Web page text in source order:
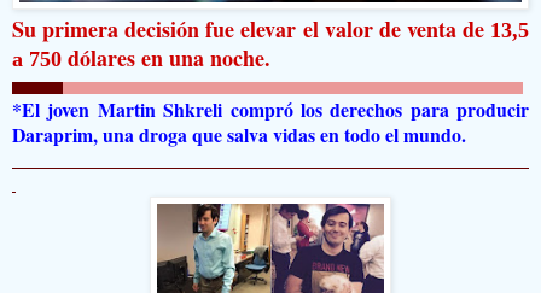
Su primera decisión fue elevar el valor de venta de 13,5
a 750 dólares en una noche.
*El joven Martin Shkreli compró los derechos para producir
Daraprim, una droga que salva vidas en todo el mundo.